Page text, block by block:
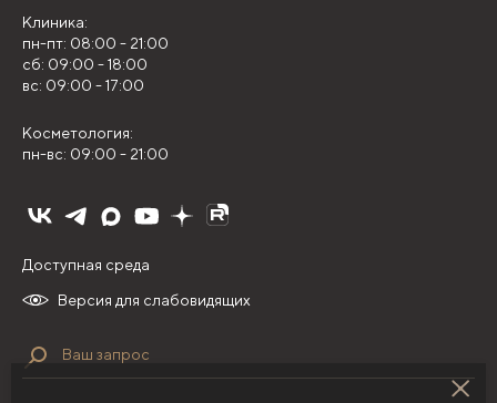
Клиника:
пн-пт: 08:00 - 21:00
сб: 09:00 - 18:00
вс: 09:00 - 17:00
Косметология:
пн-вс: 09:00 - 21:00
Версия для слабовидящих
Доступная среда